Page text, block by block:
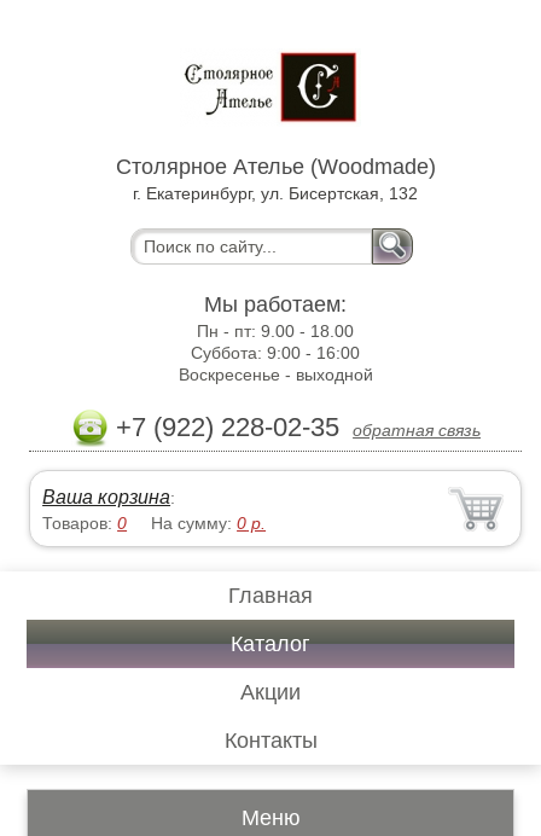
Столярное Ателье (Woodmade)
г. Екатеринбург, ул. Бисертская, 132
Мы работаем:
Пн - пт:9.00 - 18.00
Суббота:9:00 - 16:00
Воскресенье - выходной
+7 (922) 228-02-35 обратная связь
Ваша корзина:
Товаров:0 На сумму:0 р.
Главная
Каталог
Акции
Контакты
Меню